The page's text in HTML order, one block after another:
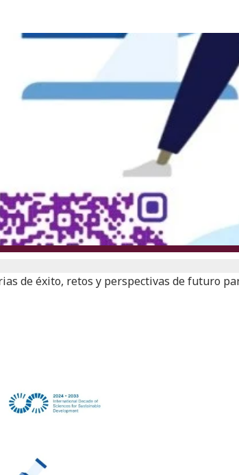
de éxito, retos y perspectivas de futuro